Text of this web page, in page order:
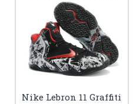
Nike Lebron 11 Graffiti